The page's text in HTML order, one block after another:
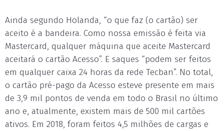
Ainda segundo Holanda, “o que faz (o cartão) ser
aceito é a bandeira. Como nossa emissão é feita via
Mastercard, qualquer máquina que aceite Mastercard
aceitará o cartão Acesso”. E saques “podem ser feitos
em qualquer caixa 24 horas da rede Tecban”. No total,
o cartão pré-pago da Acesso esteve presente em mais
de 3,9 mil pontos de venda em todo o Brasil no último
ano e, atualmente, existem mais de 500 mil cartões
ativos. Em 2018, foram feitos 4,5 milhões de cargas e